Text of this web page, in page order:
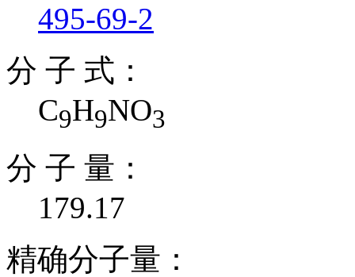
495-69-2
分 子 式：
C9H9NO3
分 子 量：
179.17
精确分子量：